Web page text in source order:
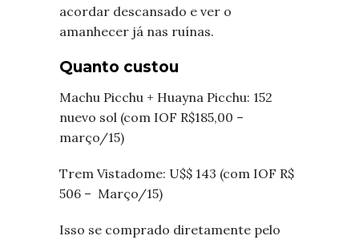
acordar descansado e ver o
amanhecer já nas ruínas.
Quanto custou
Machu Picchu + Huayna Picchu: 152
nuevo sol (com IOF R$185,00 –
março/15)
Trem Vistadome: U$$ 143 (com IOF R$
506 – Março/15)
Isso se comprado diretamente pelo